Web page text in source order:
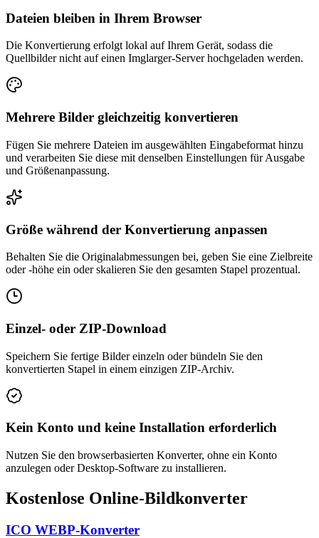
Dateien bleiben in Ihrem Browser
Die Konvertierung erfolgt lokal auf Ihrem Gerät, sodass die
Quellbilder nicht auf einen Imglarger-Server hochgeladen werden.
Mehrere Bilder gleichzeitig konvertieren
Fügen Sie mehrere Dateien im ausgewählten Eingabeformat hinzu
und verarbeiten Sie diese mit denselben Einstellungen für Ausgabe
und Größenanpassung.
Größe während der Konvertierung anpassen
Behalten Sie die Originalabmessungen bei, geben Sie eine Zielbreite
oder -höhe ein oder skalieren Sie den gesamten Stapel prozentual.
Einzel- oder ZIP-Download
Speichern Sie fertige Bilder einzeln oder bündeln Sie den
konvertierten Stapel in einem einzigen ZIP-Archiv.
Kein Konto und keine Installation erforderlich
Nutzen Sie den browserbasierten Konverter, ohne ein Konto
anzulegen oder Desktop-Software zu installieren.
Kostenlose Online-Bildkonverter
ICO WEBP-Konverter